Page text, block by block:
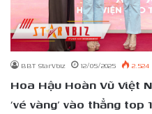
BBT StarVbiz 12/05/2025 2.524
Hoa Hậu Hoàn Vũ Việt
‘vé vàng’ vào thẳng